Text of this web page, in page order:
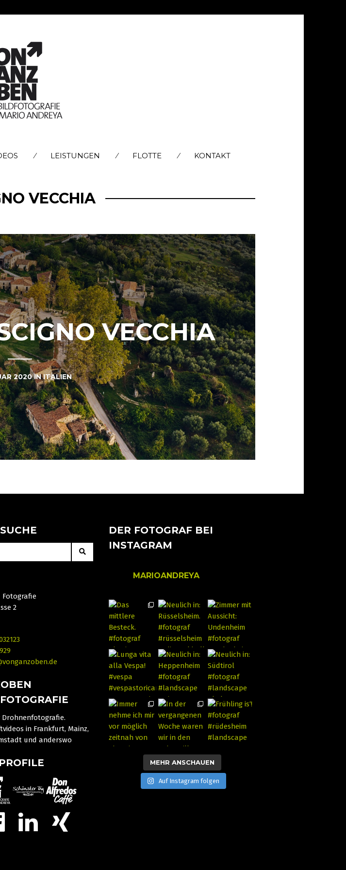
SKIP
LEISTUNGEN FLOTTE KONTAKT
VECCHIA
VECCHIA
2020INITALIEN
Fotografie
2
in Frankfurt, Mainz,
und anderswo
DER FOTOGRAF BEI
INSTAGRAM
MARIOANDREYA
MEHR ANSCHAUEN
Auf Instagram folgen